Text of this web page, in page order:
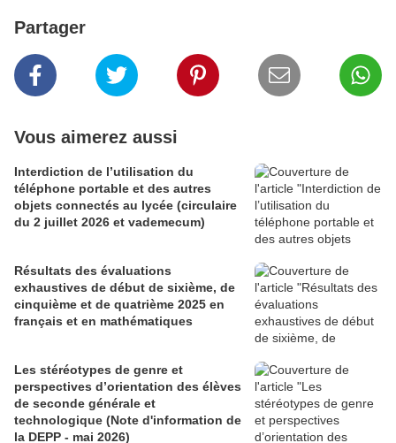
Partager
Vous aimerez aussi
Interdiction de l’utilisation du
téléphone portable et des autres
objets connectés au lycée (circulaire
du 2 juillet 2026 et vademecum)
Résultats des évaluations
exhaustives de début de sixième, de
cinquième et de quatrième 2025 en
français et en mathématiques
Les stéréotypes de genre et
perspectives d’orientation des élèves
de seconde générale et
technologique (Note d'information de
la DEPP - mai 2026)